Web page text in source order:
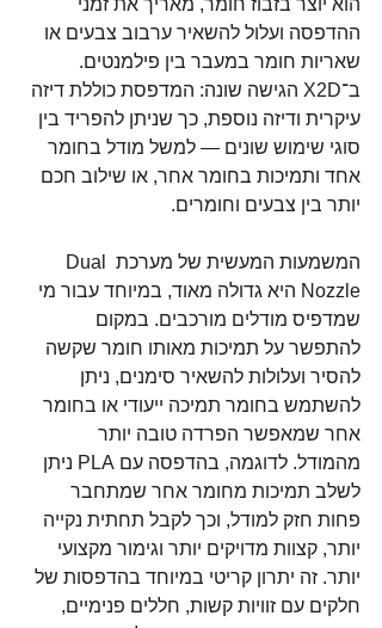
ההדפסה ועלול להשאיר ערבוב צבעים או
שאריות חומר במעבר בין פילמנטים.
ב־X2D הגישה שונה: המדפסת כוללת דיזה
עיקרית ודיזה נוספת, כך שניתן להפריד בין
סוגי שימוש שונים — למשל מודל בחומר
אחד ותמיכות בחומר אחר, או שילוב חכם
יותר בין צבעים וחומרים.
המשמעות המעשית של מערכת Dual
Nozzle היא גדולה מאוד, במיוחד עבור מי
שמדפיס מודלים מורכבים. במקום
להתפשר על תמיכות מאותו חומר שקשה
להסיר ועלולות להשאיר סימנים, ניתן
להשתמש בחומר תמיכה ייעודי או בחומר
אחר שמאפשר הפרדה טובה יותר
מהמודל. לדוגמה, בהדפסה עם PLA ניתן
לשלב תמיכות מחומר אחר שמתחבר
פחות חזק למודל, וכך לקבל תחתית נקייה
יותר, קצוות מדויקים יותר וגימור מקצועי
יותר. זה יתרון קריטי במיוחד בהדפסות של
חלקים עם זוויות קשות, חללים פנימיים,